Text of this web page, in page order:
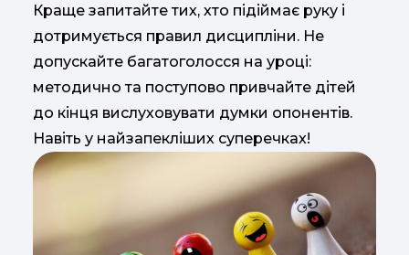
Краще запитайте тих, хто підіймає руку і
дотримується правил дисципліни. Не
допускайте багатоголосся на уроці:
методично та поступово привчайте дітей
до кінця вислуховувати думки опонентів.
Навіть у найзапекліших суперечках!